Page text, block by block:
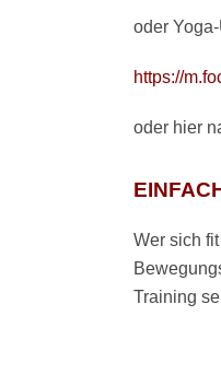
oder
https://
oder hier
Wer sich
Training